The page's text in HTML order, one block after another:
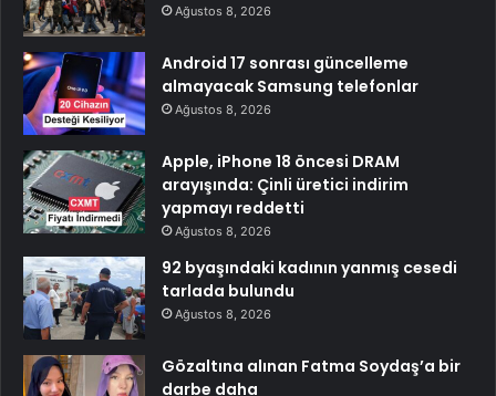
Ağustos 8, 2026
Android 17 sonrası güncelleme
almayacak Samsung telefonlar
Ağustos 8, 2026
Apple, iPhone 18 öncesi DRAM
arayışında: Çinli üretici indirim
yapmayı reddetti
Ağustos 8, 2026
92 byaşındaki kadının yanmış cesedi
tarlada bulundu
Ağustos 8, 2026
Gözaltına alınan Fatma Soydaş’a bir
darbe daha